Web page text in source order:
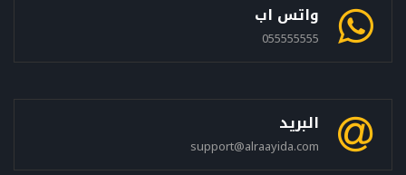
واتس اب
055555555
البريد
support@alraayida.com